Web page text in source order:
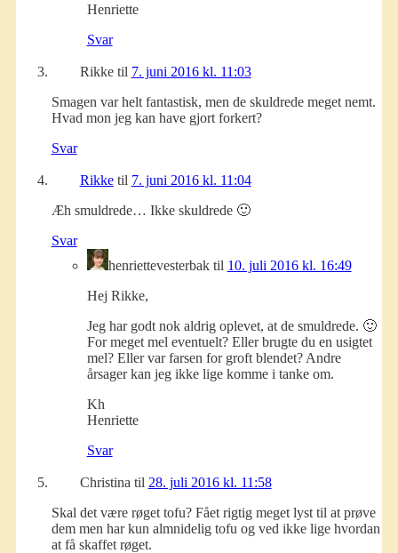
Henriette
Svar
Rikketil 7. juni 2016 kl. 11:03
Smagen var helt fantastisk, men de skuldrede meget nemt.
Hvad mon jeg kan have gjort forkert?
Svar
Rikketil 7. juni 2016 kl. 11:04
Æh smuldrede… Ikke skuldrede 🙂
Svar
henriettevesterbaktil 10. juli 2016 kl. 16:49
Hej Rikke,
Jeg har godt nok aldrig oplevet, at de smuldrede. 🙂
For meget mel eventuelt? Eller brugte du en usigtet
mel? Eller var farsen for groft blendet? Andre
årsager kan jeg ikke lige komme i tanke om.
Kh
Henriette
Svar
Christina til 28. juli 2016 kl. 11:58
Skal det være røget tofu? Fået rigtig meget lyst til at prøve
dem men har kun almnidelig tofu og ved ikke lige hvordan
at få skaffet røget.